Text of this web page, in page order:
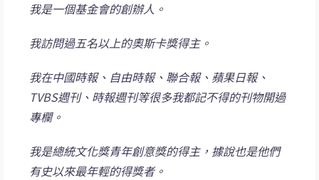
我是一個基金會的創辦人。
我訪問過五名以上的奧斯卡獎得主。
我在中國時報、自由時報、聯合報、蘋果日報、
TVBS週刊、時報週刊等很多我都記不得的刊物開過
專欄。
我是總統文化獎青年創意獎的得主，據說也是他們
有史以來最年輕的得獎者。